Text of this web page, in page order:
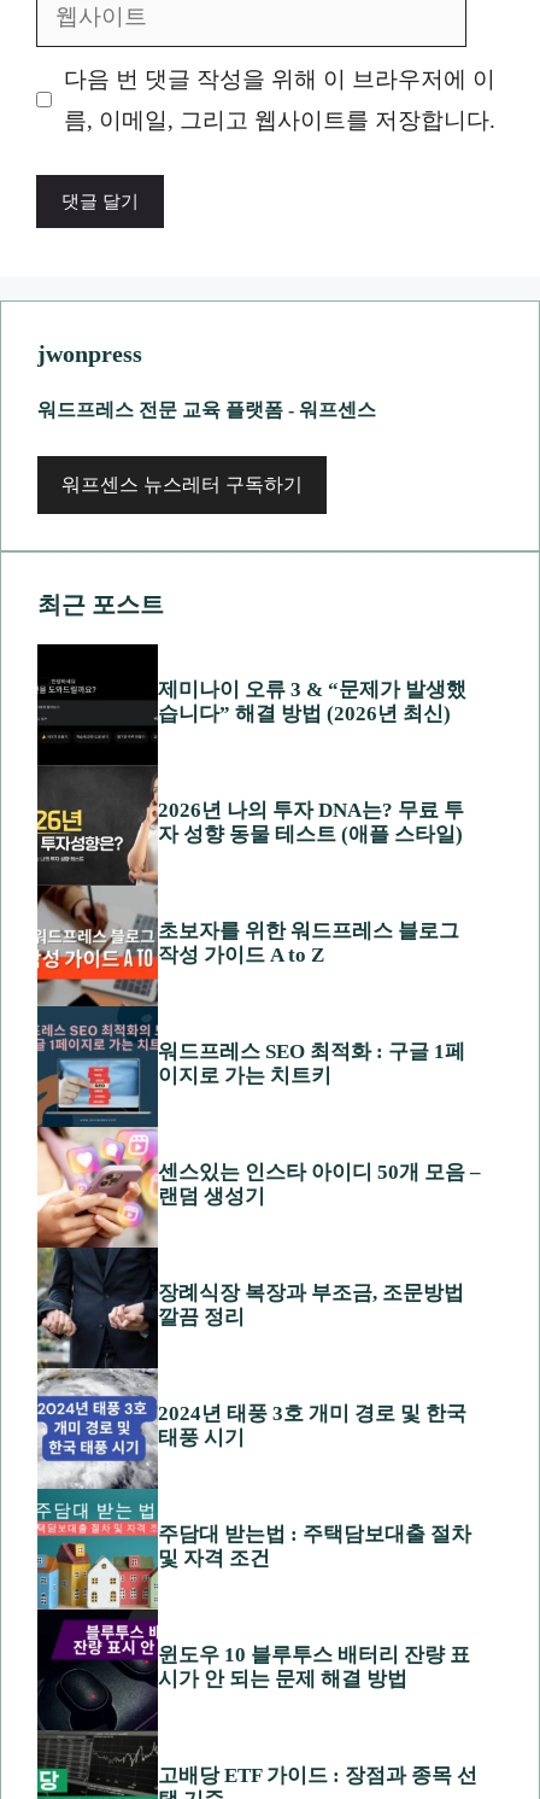
일
사
이 다음 번 댓글 작성을 위해 이 브라우저에 이
름, 이메일, 그리고 웹사이트를 저장합니다.
jwonpress
워드프레스 전문 교육 플랫폼 - 워프센스
워프센스 뉴스레터 구독하기
최근 포스트
제미나이 오류 3 & “문제가 발생했
습니다” 해결 방법 (2026년 최신)
2026년 나의 투자 DNA는? 무료 투
자 성향 동물 테스트 (애플 스타일)
초보자를 위한 워드프레스 블로그
작성 가이드 A to Z
워드프레스 SEO 최적화 : 구글 1페
이지로 가는 치트키
센스있는 인스타 아이디 50개 모음 –
랜덤 생성기
장례식장 복장과 부조금, 조문방법
깔끔 정리
2024년 태풍 3호 개미 경로 및 한국
태풍 시기
주담대 받는법 : 주택담보대출 절차
및 자격 조건
윈도우 10 블루투스 배터리 잔량 표
시가 안 되는 문제 해결 방법
고배당 ETF 가이드 : 장점과 종목 선